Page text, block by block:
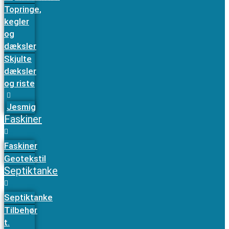
Topringe,
kegler
og
dæksler
Skjulte
dæksler
og riste
Jesmig
Faskiner
Faskiner
Geotekstil
Septiktanke
Septiktanke
Tilbehør
t.